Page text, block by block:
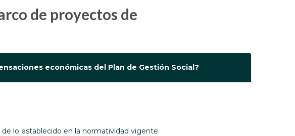
económicas del Plan de Gestión Social?
lo establecido en la normatividad vigente.